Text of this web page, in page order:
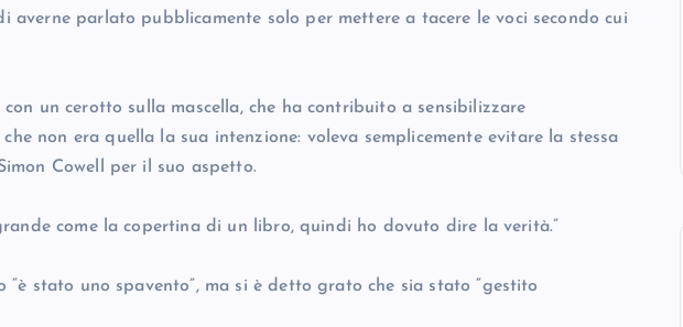
averne parlato pubblicamente solo per mettere a tacere le voci secondo cui
un cerotto sulla mascella, che ha contribuito a sensibilizzare
che non era quella la sua intenzione: voleva semplicemente evitare la stessa
Cowell per il suo aspetto.
come la copertina di un libro, quindi ho dovuto dire la verità.”
“è stato uno spavento”, ma si è detto grato che sia stato “gestito